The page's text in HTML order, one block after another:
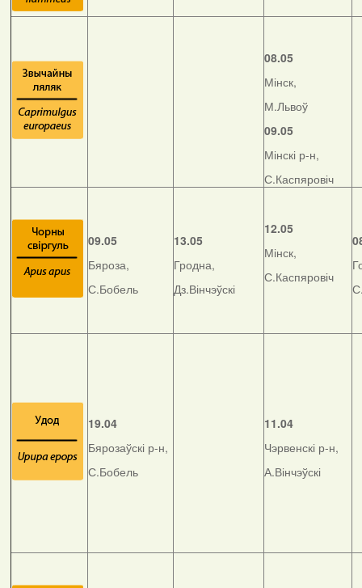
08.05
Мінск,
М.Львоў
09.05
Мінскі р-н,
С.Каспяровіч
09.05
Бяроза,
С.Бобель
13.05
Гродна,
Дз.Вінчэўскі
12.05
Мінск,
С.Каспяровіч
19.04
Бярозаўскі р-н,
С.Бобель
11.04
Чэрвенскі р-н,
А.Вінчэўскі